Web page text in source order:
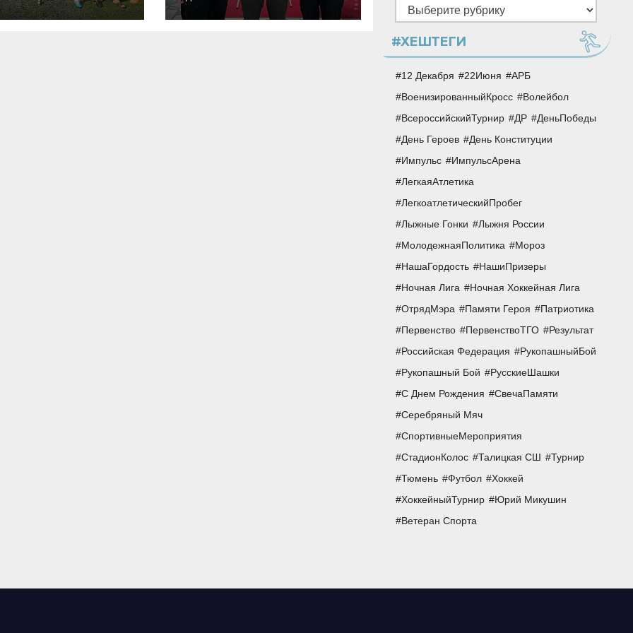
Рубрики
#ХЕШТЕГИ
12 Декабря 22Июня
АРБ
ВоенизированныйКросс
Волейбол
ВсероссийскийТурнир
ДР
ДеньПобеды
День Героев
День Конституции
Импульс
ИмпульсАрена
ЛегкаяАтлетика
ЛегкоатлетическийПробег
Лыжные Гонки
Лыжня России
МолодежнаяПолитика
Мороз
НашаГордость
НашиПризеры
Ночная Лига
Ночная Хоккейная Лига
ОтрядМэра
Памяти Героя
Патриотика
Первенство
ПервенствоТГО
Результат
Российская Федерация
РукопашныйБой
Рукопашный Бой
РусскиеШашки
С Днем Рождения
СвечаПамяти
Серебряный Мяч
СпортивныеМероприятия
СтадионКолос
Талицкая СШ
Турнир
Тюмень
Футбол
Хоккей
ХоккейныйТурнир
Юрий Микушин
Ветеран Спорта